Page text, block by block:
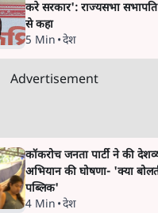
करे सरकार': राज्यसभा सभापति
से कहा
5 Min •देश
Advertisement
कॉकरोच जनता पार्टी ने की
अभियान की घोषणा- 'क्या
पब्लिक'
4 Min •देश